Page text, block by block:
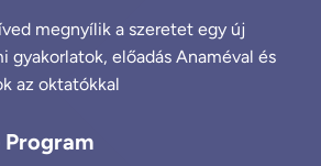
megnyílik a szeretet egy új
gyakorlatok, előadás Anaméval és
az oktatókkal
Program